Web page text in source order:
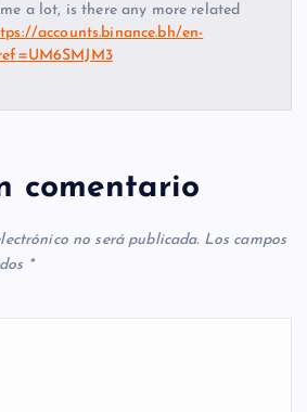
a lot, is there any more related
accounts.binance.bh/en-
comentario
no será publicada. Los campos
*